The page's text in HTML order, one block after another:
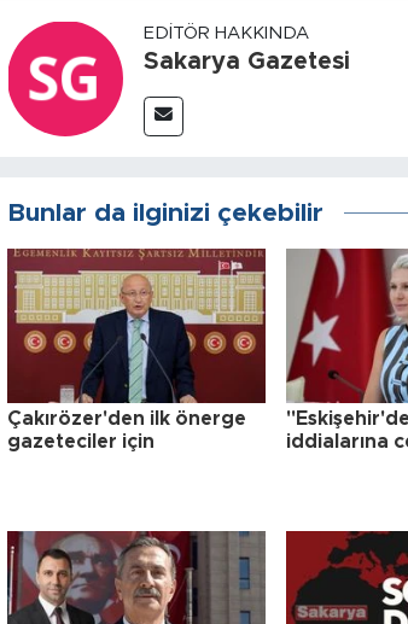
EDITÖR HAKKINDA
Sakarya Gazetesi
Bunlar da ilginizi çekebilir
Çakırözer'den ilk önerge
gazeteciler için
iddialarına